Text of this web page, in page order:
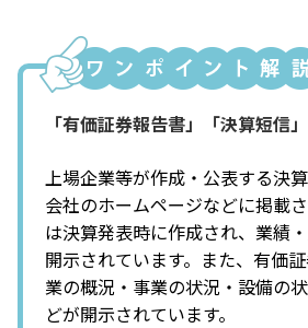
「有価証券報告書」「決算短信」
上場企業等が作成・公表する決
会社のホームページなどに掲載
は決算発表時に作成され、業績
開示されています。また、有価
業の概況・事業の状況・設備の
どが開示されています。